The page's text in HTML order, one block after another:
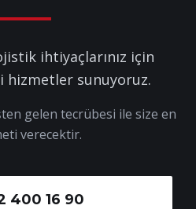
ihtiyaçlarınız için
hizmetler sunuyoruz.
gelen tecrübesi ile size en
verecektir.
400 16 90